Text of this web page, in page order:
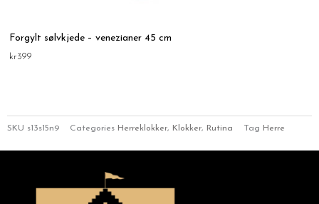
Forgylt sølvkjede – venezianer 45 cm
kr399
SKU s13s15n9 Categories Herreklokker, Klokker, Rutina Tag Herre